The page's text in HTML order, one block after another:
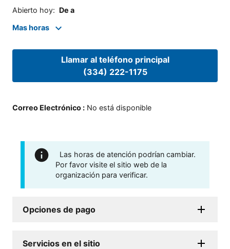
Abierto hoy: De a
Mas horas
Llamar al teléfono principal
(334) 222-1175
Correo Electrónico : No está disponible
Las horas de atención podrían cambiar.
Por favor visite el sitio web de la
organización para verificar.
Opciones de pago
Servicios en el sitio